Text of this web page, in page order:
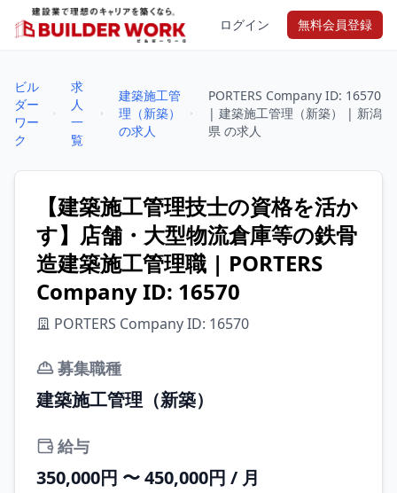
ログイン 無料会員登録
ビル
ダー
ワー
ク
求
人
一
覧
建築施工管
理（新築）
の求人
PORTERS Company ID: 16570
| 建築施工管理（新築） | 新潟
県 の求人
【建築施工管理技士の資格を活か
す】店舗・大型物流倉庫等の鉄骨
造建築施工管理職 | PORTERS
Company ID: 16570
PORTERS Company ID: 16570
募集職種
建築施工管理（新築）
給与
350,000円 〜 450,000円 / 月